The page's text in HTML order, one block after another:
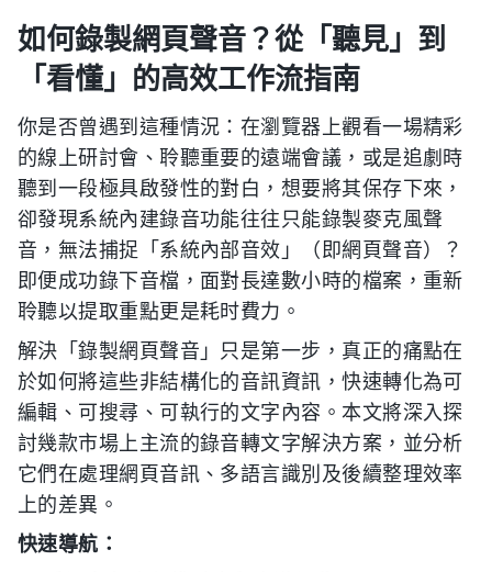
如何錄製網頁聲音？從「聽見」到
「看懂」的高效工作流指南
你是否曾遇到這種情況：在瀏覽器上觀看一場精彩
的線上研討會、聆聽重要的遠端會議，或是追劇時
聽到一段極具啟發性的對白，想要將其保存下來，
卻發現系統內建錄音功能往往只能錄製麥克風聲
音，無法捕捉「系統內部音效」（即網頁聲音）？
即便成功錄下音檔，面對長達數小時的檔案，重新
聆聽以提取重點更是耗时費力。
解決「錄製網頁聲音」只是第一步，真正的痛點在
於如何將這些非結構化的音訊資訊，快速轉化為可
編輯、可搜尋、可執行的文字內容。本文將深入探
討幾款市場上主流的錄音轉文字解決方案，並分析
它們在處理網頁音訊、多語言識別及後續整理效率
上的差異。
快速導航：